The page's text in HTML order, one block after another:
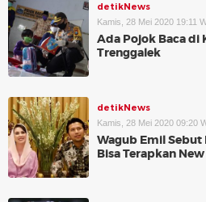
detikNews
Kamis, 28 Mei 2020 19:11
Ada Pojok Baca di
Trenggalek
detikNews
Kamis, 28 Mei 2020 09:20
Wagub Emil
Bisa Terapkan